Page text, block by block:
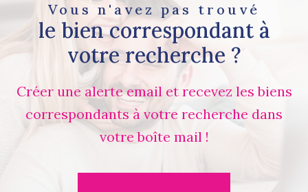
Vous n'avez pas trouvé
le bien correspondant à
votre recherche ?
Créer une alerte email et recevez les biens
correspondants à votre recherche dans
votre boîte mail !